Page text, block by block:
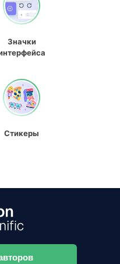
Значки
Стикеры